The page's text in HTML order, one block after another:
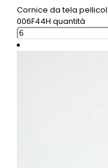
Cornice da tela
006F44H quantità